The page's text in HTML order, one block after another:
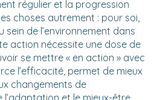
régulier et la progression
choses autrement : pour soi,
de l’environnement dans
action nécessite une dose de
se mettre « en action » avec
l’efficacité, permet de mieux
changements de